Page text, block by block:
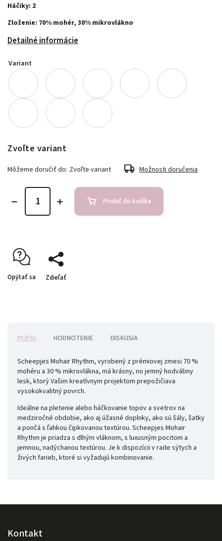
Háčiky: 2
Zloženie: 70% mohér, 30% mikrovlákno
Detailné informácie
Variant
Zvoľte variant
Môžeme doručiť do: Zvoľte variant Možnosti doručenia
Pridať do košíka
Opýtať sa Zdieľať
POPIS HODNOTENIE DISKUSIA
Scheepjes Mohair Rhythm, vyrobený z prémiovej zmesi 70 %
mohéru a 30 % mikrovlákna, má krásny, no jemný hodvábny
lesk, ktorý Vašim kreatívnym projektom prepožičiava
vysokokvalitný povrch.
Ideálne na pletenie alebo háčkovanie topov a svetrov na
medziročné obdobie, ako aj úžasné doplnky, ako sú šály, šatky
a pončá s ľahkou čipkovanou textúrou. Scheepjes Mohair
Rhythm je priadza s dlhým vláknom, s luxusným pocitom a
jemnou, nadýchanou textúrou. Je k dispozícii v rade sýtych a
živých farieb, ktoré si vyžadujú kombinovanie.
Kontakt